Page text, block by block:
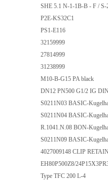
SHE 5.1 N-1-1B-B - F / S-
P2E-KS32C1
PS1-E116
32159999
27814999
31238999
M10-B-G15 PA black
DN12 PN500 G1/2 IG
S0211N03 BASIC-
S0211N04 BASIC-
R.1041.N.08 BON-
S0211N09 BASIC-
4027009148 CLIP
EH80P500Z8/
Type TFC 200 L-4